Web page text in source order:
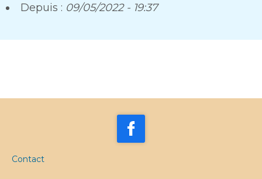
Depuis : 09/05/2022 - 19:37
Contact